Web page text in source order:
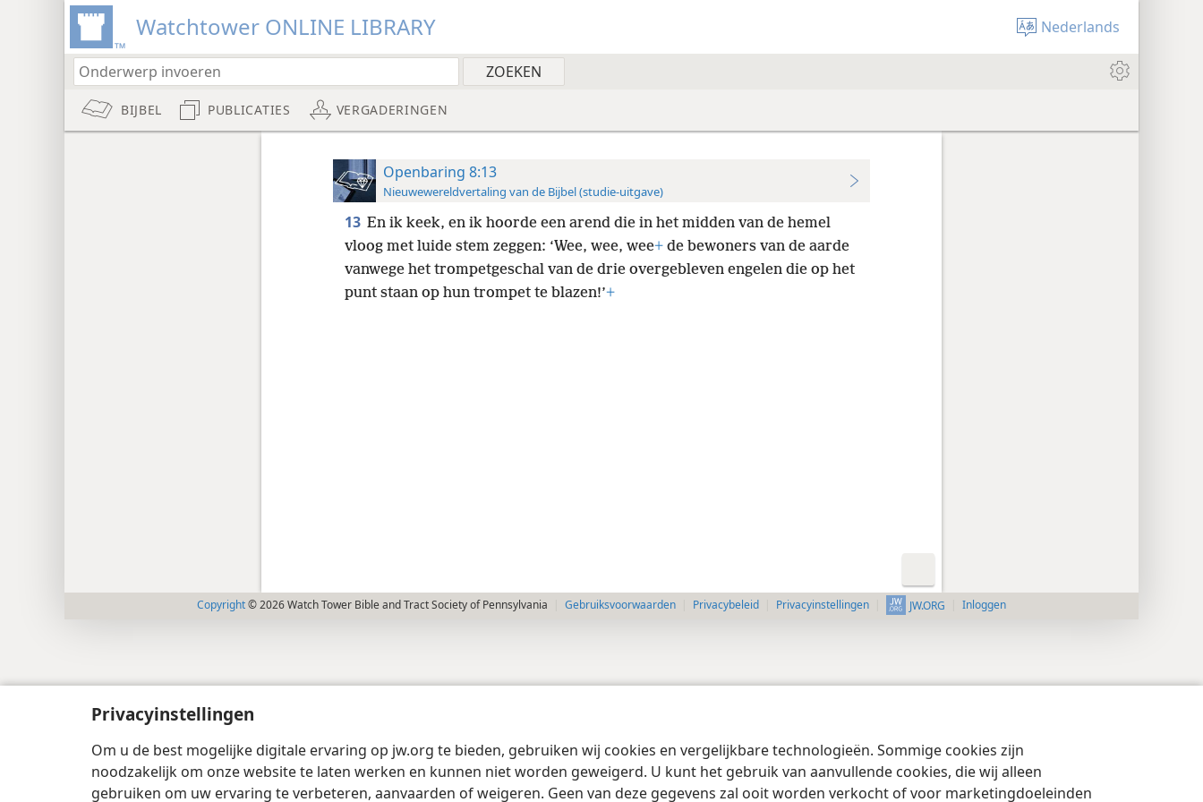
Privacyinstellingen
Om u de best mogelijke digitale ervaring op jw.org te bieden, gebruiken wij cookies en vergelijkbare technologieën. Sommige cookies zijn
noodzakelijk om onze website te laten werken en kunnen niet worden geweigerd. U kunt het gebruik van aanvullende cookies, die wij alleen
gebruiken om uw ervaring te verbeteren, aanvaarden of weigeren. Geen van deze gegevens zal ooit worden verkocht of voor marketingdoeleinden
Watchtower ONLINE LIBRARY Nederlands
BIJBEL PUBLICATIES VERGADERINGEN
Openbaring 8:13
Nieuwewereldvertaling van de Bijbel (studie-uitgave)
13 En ik keek, en ik hoorde een arend die in het midden van de hemel
vloog met luide stem zeggen: ‘Wee, wee, wee+de bewoners van de aarde
vanwege het trompetgeschal van de drie overgebleven engelen die op het
punt staan op hun trompet te blazen!’+
Copyright© 2026 Watch Tower Bible and Tract Society of Pennsylvania Gebruiksvoorwaarden Privacybeleid Privacyinstellingen JW.ORG Inloggen